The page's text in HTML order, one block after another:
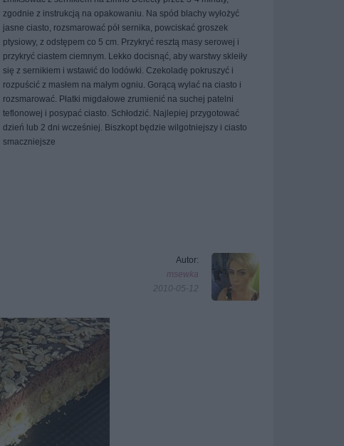
zgodnie z instrukcją na opakowaniu. Na spód blachy wyłożyć
jasne ciasto, rozsmarować pół sernika, powciskać groszek
ptysiowy, z odstępem co 5 cm. Przykryć resztą masy serowej i
przykryć ciastem ciemnym. Lekko docisnąć, aby warstwy skleiły
się z sernikiem i wstawić do lodówki. Czekoladę pokruszyć i
rozpuścić z masłem na małym ogniu. Gorącą wylać na ciasto i
rozsmarować. Płatki migdałowe zrumienić na suchej patelni
teflonowej i posypać ciasto. Schłodzić. Najlepiej przygotować
dzień lub 2 dni wcześniej. Biszkopt będzie wilgotniejszy i ciasto
smaczniejsze
Autor:
msewka
2010-05-12